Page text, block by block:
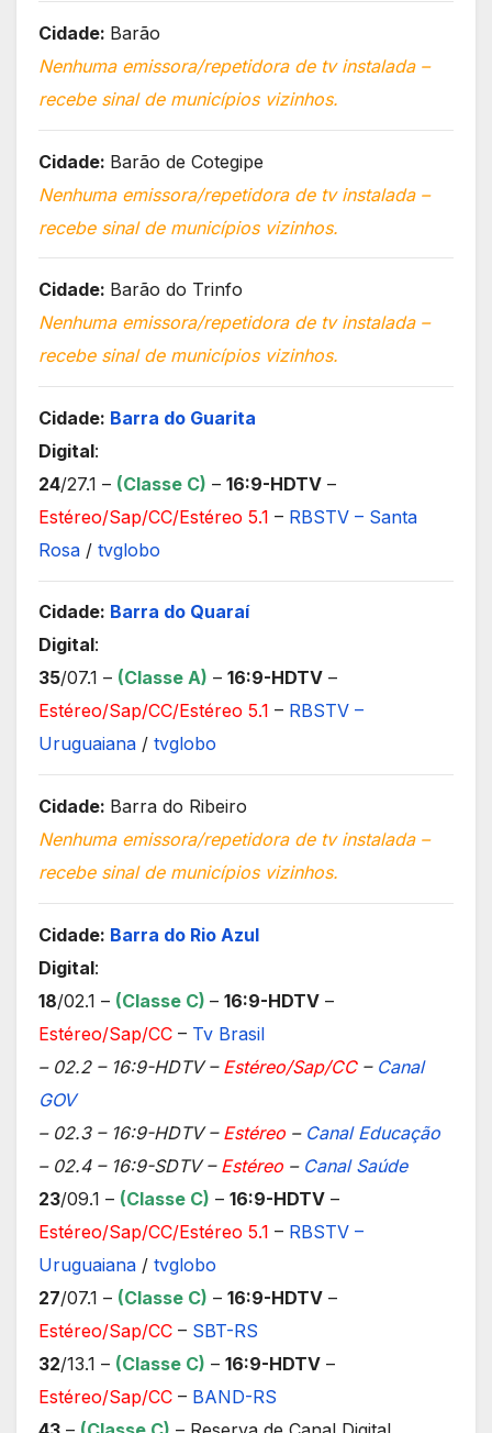
Cidade: Barão
Nenhuma emissora/repetidora de tv instalada –
recebe sinal de municípios vizinhos.
Cidade: Barão de Cotegipe
Nenhuma emissora/repetidora de tv instalada –
recebe sinal de municípios vizinhos.
Cidade: Barão do Trinfo
Nenhuma emissora/repetidora de tv instalada –
recebe sinal de municípios vizinhos.
Cidade: Barra do Guarita
Digital:
24/27.1 – (Classe C) – 16:9-HDTV –
Estéreo/Sap/CC/Estéreo 5.1 – RBSTV – Santa
Rosa / tvglobo
Cidade: Barra do Quaraí
Digital:
35/07.1 – (Classe A) – 16:9-HDTV –
Estéreo/Sap/CC/Estéreo 5.1 – RBSTV –
Uruguaiana / tvglobo
Cidade: Barra do Ribeiro
Nenhuma emissora/repetidora de tv instalada –
recebe sinal de municípios vizinhos.
Cidade: Barra do Rio Azul
Digital:
18/02.1 – (Classe C) – 16:9-HDTV –
Estéreo/Sap/CC – Tv Brasil
– 02.2 – 16:9-HDTV – Estéreo/Sap/CC – Canal
GOV
– 02.3 – 16:9-HDTV – Estéreo – Canal Educação
– 02.4 – 16:9-SDTV – Estéreo – Canal Saúde
23/09.1 – (Classe C) – 16:9-HDTV –
Estéreo/Sap/CC/Estéreo 5.1 – RBSTV –
Uruguaiana / tvglobo
27/07.1 – (Classe C) – 16:9-HDTV –
Estéreo/Sap/CC – SBT-RS
32/13.1 – (Classe C) – 16:9-HDTV –
Estéreo/Sap/CC – BAND-RS